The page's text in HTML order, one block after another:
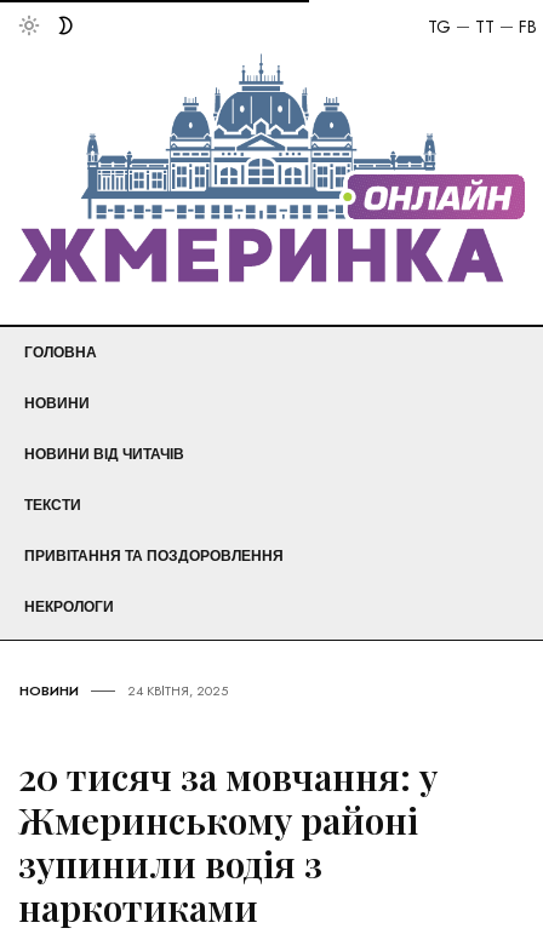
FB
TT
TG
ГОЛОВНА
НОВИНИ
НОВИНИ ВІД ЧИТАЧІВ
ТЕКСТИ
ПРИВІТАННЯ ТА ПОЗДОРОВЛЕННЯ
НЕКРОЛОГИ
НОВИНИ 24 КВІТНЯ, 2025
20 тисяч за мовчання: у
Жмеринському районі
зупинили водія з
наркотиками